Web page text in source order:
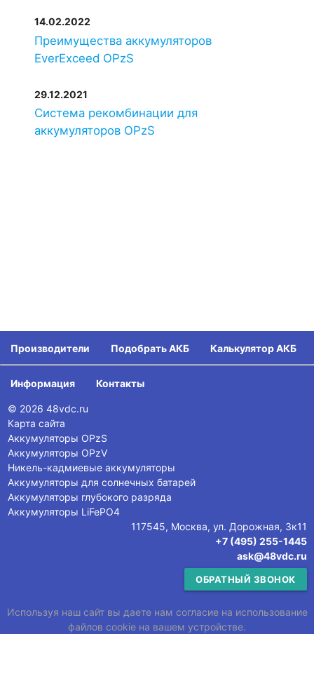
14.02.2022
Преимущества аккумуляторов
EverExceed OPzS
29.12.2021
Система рекомбинации для
аккумуляторов OPzS
Производители Подобрать АКБ Калькулятор АКБ
Информация Контакты
© 2026 48vdc.ru
Карта сайта
Аккумуляторы OPzS
Аккумуляторы OPzV
Никель-кадмиевые аккумуляторы
Аккумуляторы для солнечных батарей
Аккумуляторы глубокого разряда
Аккумуляторы LiFePO4
117545, Москва, ул. Дорожная, 3к11
+7 (495) 255-1445
ask@48vdc.ru
ОБРАТНЫЙ ЗВОНОК
Используя наш сайт вы даете нам согласие на использование
файлов cookie на вашем устройстве.